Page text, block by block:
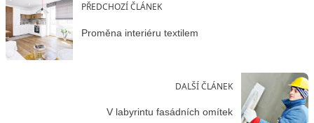
PŘEDCHOZÍ ČLÁNEK
Proměna interiéru textilem
DALŠÍ ČLÁNEK
V labyrintu fasádních omítek